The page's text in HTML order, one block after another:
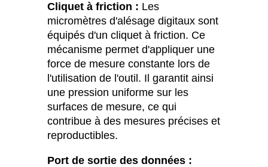
Cliquet à friction : Les
micromètres d'alésage digitaux sont
équipés d'un cliquet à friction. Ce
mécanisme permet d'appliquer une
force de mesure constante lors de
l'utilisation de l'outil. Il garantit ainsi
une pression uniforme sur les
surfaces de mesure, ce qui
contribue à des mesures précises et
reproductibles.
Port de sortie des données :